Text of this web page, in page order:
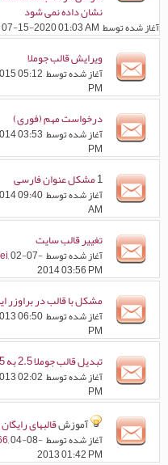
نشان داده نمی شود
آغاز شده توسط , 07-15-2020 01:03 AM
ویرایش قالب جوملا
آغاز شده توسط 05:12
PM
درخواست مهم (فوری)
آغاز شده توسط 03:53
PM
1مشکل عنوان فارسی
آغاز شده توسط09:40
AM
تغییر قالب سایت
آغاز شده توسط, 02-07-
2014 03:56 PM
مشکل با قالب در براوزر
آغاز شده توسط06:50
PM
تبدیل قالب جوملا 2.5 به 1.5
آغاز شده توسط 02:02
PM
آموزشقالبهای رایگان
آغاز شده توسط, 04-08-
2013 01:42 PM